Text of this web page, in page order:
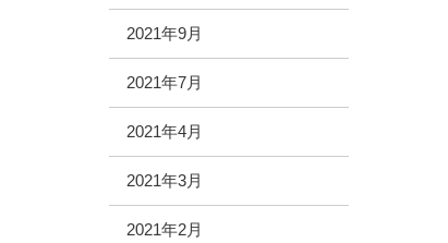
2021年9月
2021年7月
2021年4月
2021年3月
2021年2月